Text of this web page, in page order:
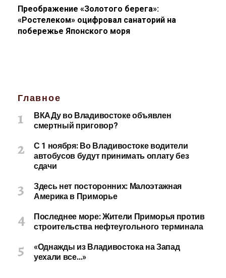
Преображение «Золотого берега»:
«Ростелеком» оцифровал санаторий на
побережье Японского моря
Главное
ВКАДу во Владивостоке объявлен
смертный приговор?
С 1 ноября: Во Владивостоке водители
автобусов будут принимать оплату без
сдачи
Здесь нет посторонних: Малоэтажная
Америка в Приморье
Последнее море: Жители Приморья против
строительства нефтеугольного терминала
«Однажды из Владивостока на Запад
уехали все…»